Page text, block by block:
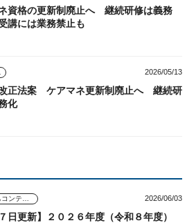
資格の更新制廃止へ 継続研修は義務
講には業務禁止も
2026/05/13
正法案 ケアマネ更新制廃止へ 継続研
化
2026/06/03
７日更新】２０２６年度（令和８年度）